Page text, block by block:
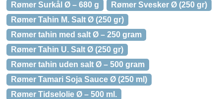
Rømer Surkål Ø – 680 g
Rømer Svesker Ø (250 gr)
Rømer Tahin M. Salt Ø (250 gr)
Rømer tahin med salt Ø – 250 gram
Rømer Tahin U. Salt Ø (250 gr)
Rømer tahin uden salt Ø – 500 gram
Rømer Tamari Soja Sauce Ø (250 ml)
Rømer Tidselolie Ø – 500 ml.